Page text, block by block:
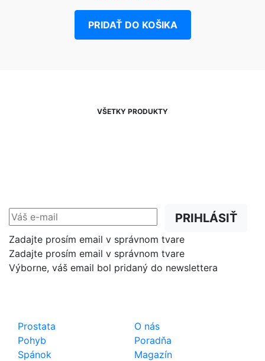
PRIDAŤ DO KOŠIKA
VŠETKY PRODUKTY
PRIHLÁSIŤ
Zadajte prosím email v správnom tvare
Zadajte prosím email v správnom tvare
Výborne, váš email bol pridaný do newslettera
Prostata
Pohyb
Spánok
O nás
Poradňa
Magazín